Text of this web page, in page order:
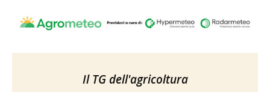
Il TG dell'agricoltura